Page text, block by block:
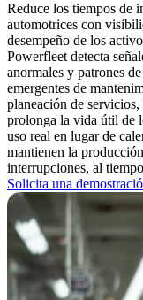
Reduce los tiempos de
automotrices con
desempeño de los
Powerfleet detecta
anormales y patrones
emergentes de
planeación de
prolonga la vida útil de
uso real en lugar de
mantienen la
interrupciones, al
Solicita una